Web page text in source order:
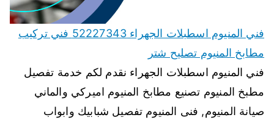
فني المنيوم اسطبلات الجهراء 52227343 فني تركيب
مطابخ المنيوم تصليح شتر
فني المنيوم اسطبلات الجهراء نقدم لكم خدمة تفصيل
مطبخ المنيوم تصنيع مطابخ المنيوم اميركي والماني
صيانة المنيوم, فنى المنيوم تفصيل شبابيك وابواب